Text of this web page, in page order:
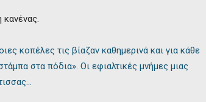
κοπέλες τις βίαζαν καθημερινά και για κάθε
στα πόδια». Οι εφιαλτικές μνήμες μιας